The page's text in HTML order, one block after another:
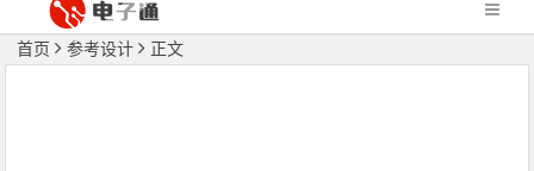
首页 参考设计 正文